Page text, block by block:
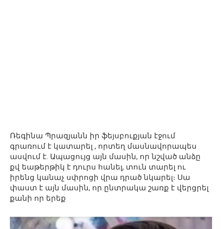
Ռեգինա Պրազյանն իր ֆեյսբուքյան էջում
գրառում է կատարել , որտեղ մասնավորապես
ասվում է. Ապացույց այն մասին, որ նշված անձը
քվ եաթերթիկ է դուրս հանել, տուն տարել ու
իրենց կանաչ սփրոցի վրա դրած նկարել։ Սա
փաստ է այն մասին, որ ընտրակա շառք է վերցրել
քանի որ երեք